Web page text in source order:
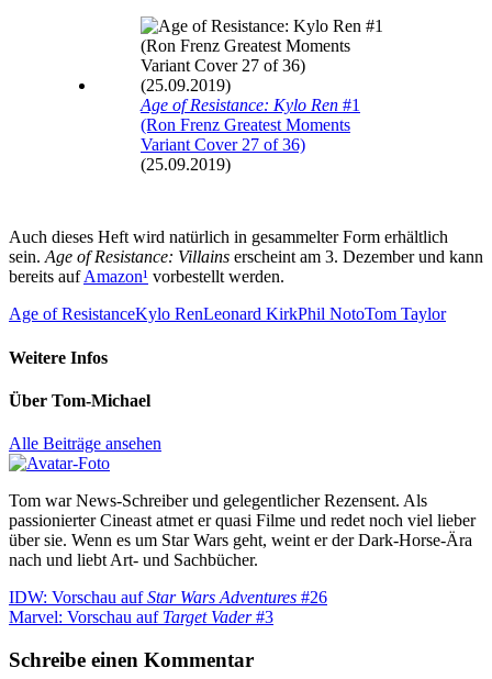
Age of Resistance: Kylo Ren #1
(Ron Frenz Greatest Moments
Variant Cover 27 of 36)
(25.09.2019)
Auch dieses Heft wird natürlich in gesammelter Form erhältlich
sein.Age of Resistance: Villains erscheint am 3. Dezember und kann
bereits aufAmazon¹ vorbestellt werden.
Age of ResistanceKylo RenLeonard KirkPhil NotoTom Taylor
Weitere Infos
Über Tom-Michael
Alle Beiträge ansehen
Tom war News-Schreiber und gelegentlicher Rezensent. Als
passionierter Cineast atmet er quasi Filme und redet noch viel lieber
über sie. Wenn es um Star Wars geht, weint er der Dark-Horse-Ära
nach und liebt Art- und Sachbücher.
Beitragsnavigation
Vorheriger
Beitrag:
IDW: Vorschau aufStar Wars Adventures #26
Nächster
Marvel: Vorschau auf Target Vader#3
Schreibe einen Kommentar